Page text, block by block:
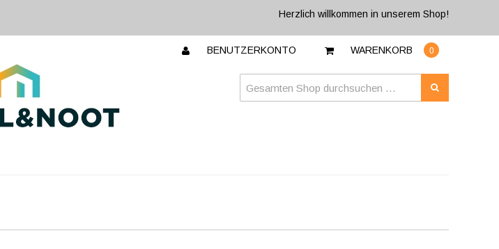
Herzlich willkommen in unserem Shop!
BENUTZERKONTO WARENKORB 0